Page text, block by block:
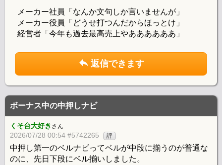
メーカー社員「なんか文句しか言いませんが」
メーカー役員「どうせ打つんだからほっとけ」
経営者「今年も過去最高売上やああああああ」
返信できます
ボーナス中の中押しナビ
くそ台大好き さん
2026/07/28 00:54 #5742265 評
中押し第一のベルナビってベルが中段に揃うのが普通な
のに、先日下段にベル揃いしました。